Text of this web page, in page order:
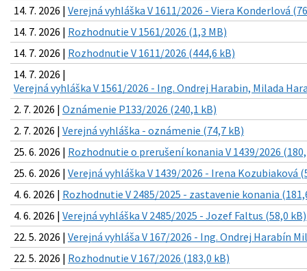
14. 7. 2026 | Verejná vyhláška V 1611/2026 - Viera Konderlová
14. 7. 2026 | Rozhodnutie V 1561/2026 (1,3 MB)
14. 7. 2026 | Rozhodnutie V 1611/2026 (444,6 kB)
14. 7. 2026 |
Verejná vyhláška V 1561/2026 - Ing. Ondrej Harabin, Milada
2. 7. 2026 | Oznámenie P133/2026 (240,1 kB)
2. 7. 2026 | Verejná vyhláška - oznámenie (74,7 kB)
25. 6. 2026 | Rozhodnutie o prerušení konania V 1439/2026
25. 6. 2026 | Verejná vyhláška V 1439/2026 - Irena Kozubiaková
4. 6. 2026 | Rozhodnutie V 2485/2025 - zastavenie konania
4. 6. 2026 | Verejná vyhláška V 2485/2025 - Jozef Faltus (58,0 kB)
22. 5. 2026 | Verejná vyhláša V 167/2026 - Ing. Ondrej Harabín
22. 5. 2026 | Rozhodnutie V 167/2026 (183,0 kB)